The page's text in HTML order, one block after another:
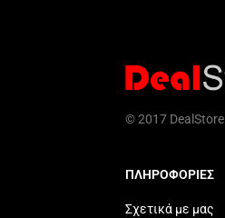
© 2017 DealStore
ΠΛΗΡΟΦΟΡΙΕΣ
Σχετικά με μας